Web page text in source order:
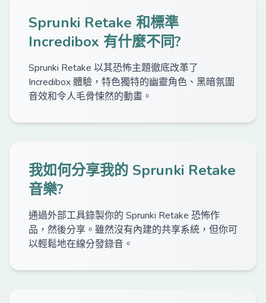
Sprunki Retake 和標準
Incredibox 有什麼不同?
Sprunki Retake 以其恐怖主題徹底改革了
Incredibox 體驗，特色獨特的幽靈角色、黑暗氛圍
音效和令人毛骨悚然的動畫。
我如何分享我的 Sprunki Retake
音樂?
通過外部工具錄製你的 Sprunki Retake 恐怖作
品，然後分享。雖然沒有內建的共享系統，但你可
以輕鬆地在線分發錄音。